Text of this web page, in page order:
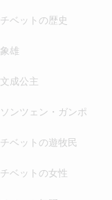
チベットの歴史
象雄
文成公主
ソンツェン・ガンポ
チベットの遊牧民
チベットの女性